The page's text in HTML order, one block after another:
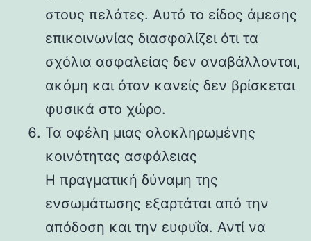
στους πελάτες. Αυτό το είδος άμεσης
επικοινωνίας διασφαλίζει ότι τα
σχόλια ασφαλείας δεν αναβάλλονται,
ακόμη και όταν κανείς δεν βρίσκεται
φυσικά στο χώρο.
Τα οφέλη μιας ολοκληρωμένης
κοινότητας ασφάλειας
Η πραγματική δύναμη της
ενσωμάτωσης εξαρτάται από την
απόδοση και την ευφυΐα. Αντί να